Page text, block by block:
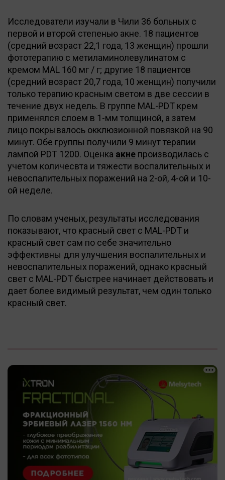
Исследователи изучали в Чили 36 больных с
первой и второй степенью акне. 18 пациентов
(средний возраст 22,1 года, 13 женщин) прошли
фототерапию с метиламинолевулинатом с
кремом MAL 160 мг / г; другие 18 пациентов
(средний возраст 20,7 года, 10 женщин) получили
только терапию красным светом в две сессии в
течение двух недель. В группе MAL-PDT крем
применялся слоем в 1-мм толщиной, а затем
лицо покрывалось окклюзионной повязкой на 90
минут. Обе группы получили 9 минут терапии
лампой PDT 1200. Оценка акне производилась с
учетом количесвта и тяжести воспалительных и
невоспалительных поражений на 2-ой, 4-ой и 10-
ой неделе.
По словам ученых, результаты исследования
показывают, что красный свет с MAL-PDT и
красный свет сам по себе значительно
эффективны для улучшения воспалительных и
невоспалительных поражений, однако красный
свет с MAL-PDT быстрее начинает действовать и
дает более видимый результат, чем один только
красный свет.